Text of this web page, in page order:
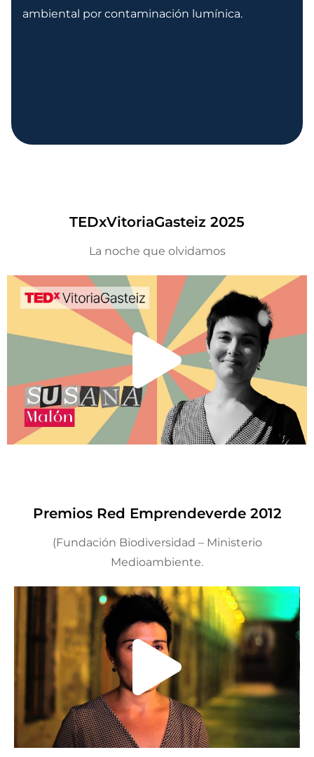
ambiental por contaminación lumínica.
TEDxVitoriaGasteiz 2025
La noche que olvidamos
Premios Red Emprendeverde 2012
(Fundación Biodiversidad – Ministerio
Medioambiente.